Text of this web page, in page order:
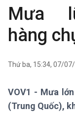
Xã hội
Tin Đời sống & Xã
Mưa
hàng
Thứ ba, 15:34, 07/
VOV1 - Mưa
(Trung Quốc),